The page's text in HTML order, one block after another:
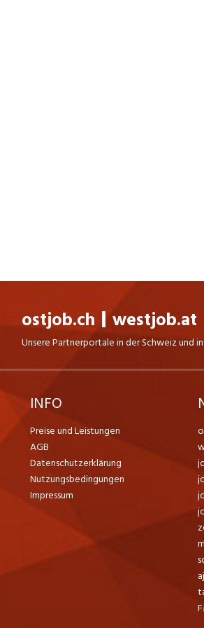
ostjob.ch westjob.at
Unsere Partnerportale in der Schweiz und
INFO
Preise und Leistungen
AGB
Datenschutzerklärung
Nutzungsbedingungen
Impressum